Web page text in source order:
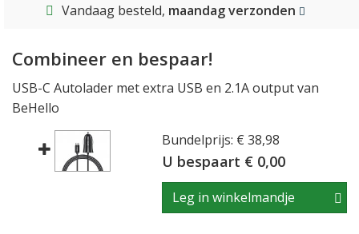
Vandaag besteld, maandag verzonden
Combineer en bespaar!
USB-C Autolader met extra USB en 2.1A output van
BeHello
Bundelprijs: € 38,98
U bespaart € 0,00
Leg in winkelmandje